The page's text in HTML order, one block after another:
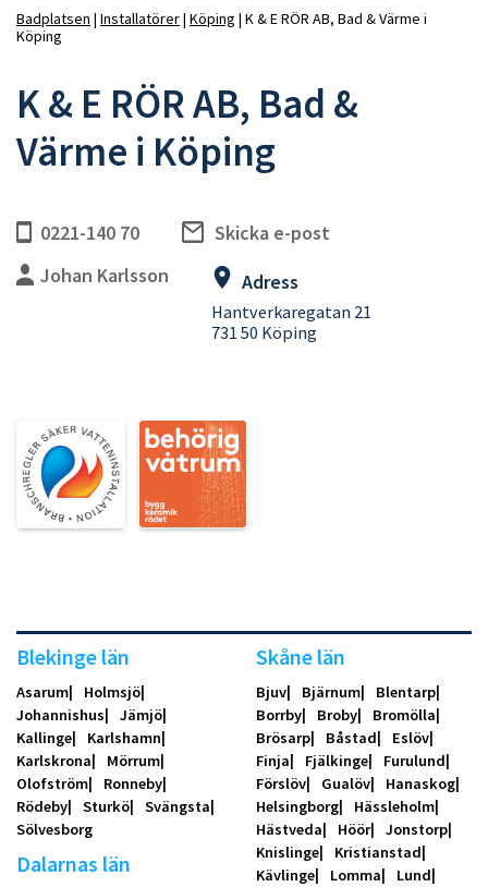
Länkstig
Badplatsen Installatörer Köping K & E RÖR AB, Bad & Värme i
Köping
K & E RÖR AB, Bad &
Värme i Köping
0221-140 70
Skicka e-post
Johan Karlsson
Adress
Hantverkaregatan 21
731 50 Köping
Blekinge län
Asarum
Holmsjö
Johannishus
Jämjö
Kallinge
Karlshamn
Karlskrona
Mörrum
Olofström
Ronneby
Rödeby
Sturkö
Svängsta
Sölvesborg
Dalarnas län
Skåne län
Bjuv Bjärnum
Blentarp
Borrby
Broby
Bromölla
Brösarp
Båstad
Eslöv
Finja
Fjälkinge
Furulund
Förslöv
Gualöv
Hanaskog
Helsingborg
Hässleholm
Hästveda
Höör
Jonstorp
Knislinge
Kristianstad
Kävlinge
Lomma
Lund